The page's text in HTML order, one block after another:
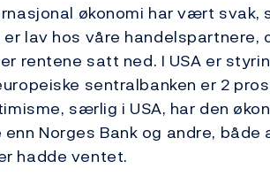
økonomi har vært svak,
lav hos våre handelspartnere,
rentene satt ned. I USA er
sentralbanken er 2
særlig i USA, har den
Norges Bank og andre,
hadde ventet.